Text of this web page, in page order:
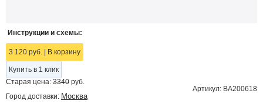
Инструкции и схемы:
3 120 руб. В корзину
Купить в 1 клик
Старая цена: 3340 руб.
Артикул: BA200618
Город доставки: Москва